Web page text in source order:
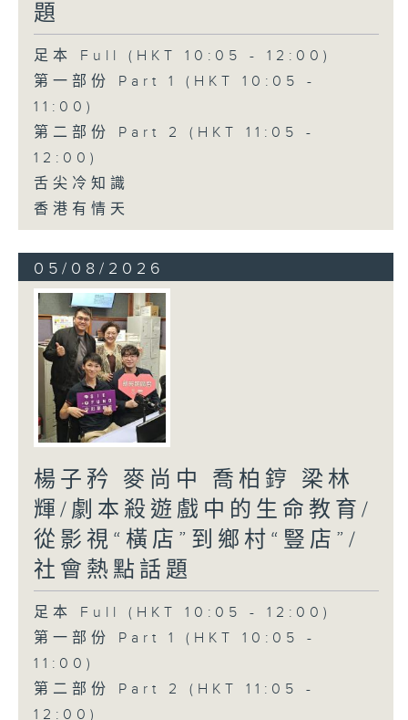
題
足本 Full (HKT 10:05 - 12:00)
第一部份 Part 1 (HKT 10:05 -
11:00)
第二部份 Part 2 (HKT 11:05 -
12:00)
舌尖冷知識
香港有情天
05/08/2026
楊子矜 麥尚中 喬柏𨧤 梁林
輝/劇本殺遊戲中的生命教育/
從影視“橫店”到鄉村“豎店”/
社會熱點話題
足本 Full (HKT 10:05 - 12:00)
第一部份 Part 1 (HKT 10:05 -
11:00)
第二部份 Part 2 (HKT 11:05 -
12:00)